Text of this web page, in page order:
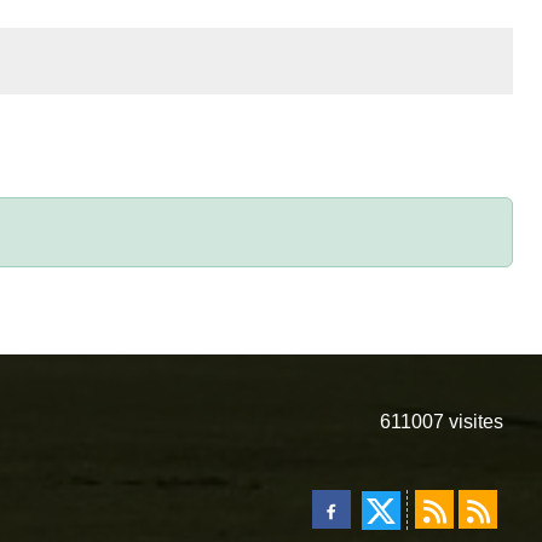
611007 visites